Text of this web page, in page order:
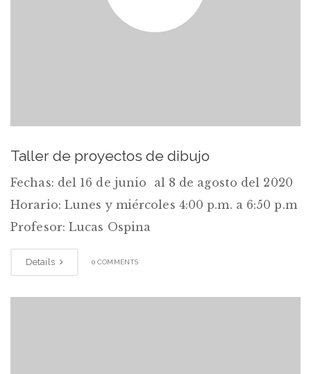
Taller de proyectos de dibujo
Fechas: del 16 de junio al 8 de agosto del 2020
Horario: Lunes y miércoles 4:00 p.m. a 6:50 p.m
Profesor: Lucas Ospina
Details 0 COMMENTS